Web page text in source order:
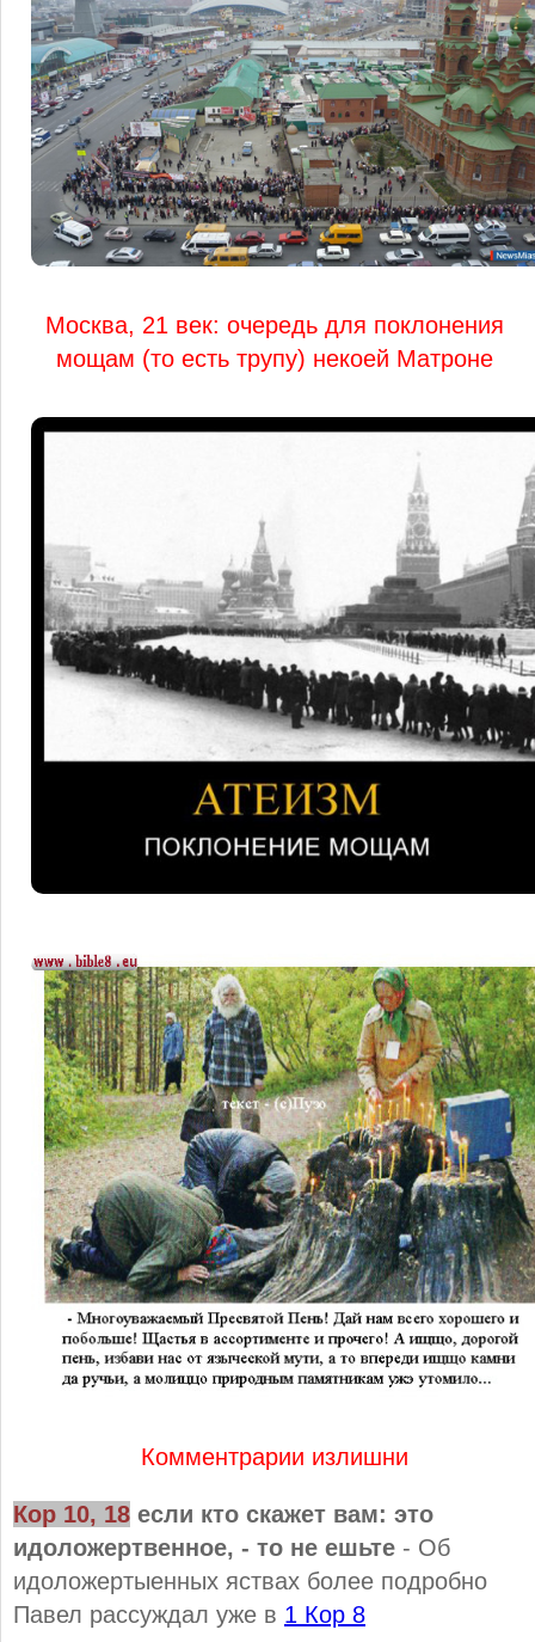
Москва, 21 век: очередь для поклонения
мощам (то есть трупу) некоей Матроне
Комментрарии излишни
Кор 10, 18 если кто скажет вам: это
идоложертвенное, - то не ешьте - Об
идоложертыенных яствах более подробно
Павел рассуждал уже в 1 Кор 8